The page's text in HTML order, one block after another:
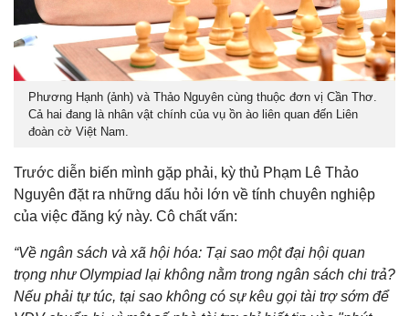
Phương Hạnh (ảnh) và Thảo Nguyên cùng thuộc đơn vị Cần Thơ.
Cả hai đang là nhân vật chính của vụ ồn ào liên quan đến Liên
đoàn cờ Việt Nam.
Trước diễn biến mình gặp phải, kỳ thủ Phạm Lê Thảo
Nguyên đặt ra những dấu hỏi lớn về tính chuyên nghiệp
của việc đăng ký này. Cô chất vấn:
“Về ngân sách và xã hội hóa: Tại sao một đại hội quan
trọng như Olympiad lại không nằm trong ngân sách chi trả?
Nếu phải tự túc, tại sao không có sự kêu gọi tài trợ sớm để